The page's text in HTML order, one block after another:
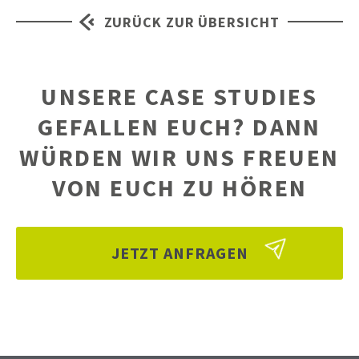
ZURÜCK ZUR ÜBERSICHT
UNSERE CASE STUDIES
GEFALLEN EUCH? DANN
WÜRDEN WIR UNS FREUEN
VON EUCH ZU HÖREN
JETZT ANFRAGEN